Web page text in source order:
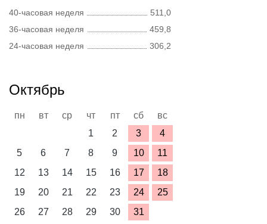
40-часовая неделя
511,0
36-часовая неделя
459,8
24-часовая неделя
306,2
Октябрь
пн вт ср чт пт сб
вс
1
2 3
4
5
6 7 8 9 10
11
12
13 14 15 16 17
18
19
20 21 22 23 24
25
26
27 28 29 30 31